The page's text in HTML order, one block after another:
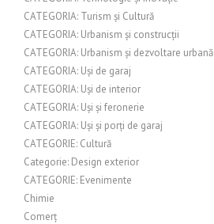
CATEGORIA: Turism și Cultură
CATEGORIA: Urbanism și construcții
CATEGORIA: Urbanism și dezvoltare urbană
CATEGORIA: Uși de garaj
CATEGORIA: Uși de interior
CATEGORIA: Uși și feronerie
CATEGORIA: Uși și porți de garaj
CATEGORIE: Cultură
Categorie: Design exterior
CATEGORIE: Evenimente
Chimie
Comerț